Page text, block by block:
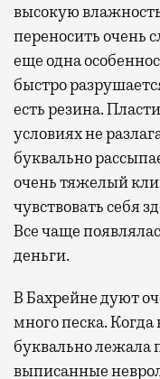
высокую
переносить очень
еще одна
быстро
есть резина.
условиях не
буквально
очень тяжелый
чувствовать себя
Все чаще
деньги.
В Бахрейне дуют
много песка.
буквально лежала
выписанные